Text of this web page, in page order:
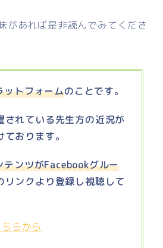
があれば是非読んでみてくださ
ットフォームのことです。
されている先生方の近況が
おります。
テンツがFacebookグルー
リンクより登録し視聴して
らから